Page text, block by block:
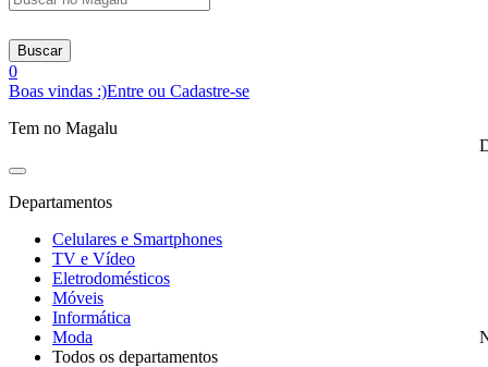
Buscar
0
Boas vindas :)Entre ou Cadastre-se
Tem no Magalu
Departamentos
Celulares e Smartphones
TV e Vídeo
Eletrodomésticos
Móveis
Informática
Moda
Todos os departamentos